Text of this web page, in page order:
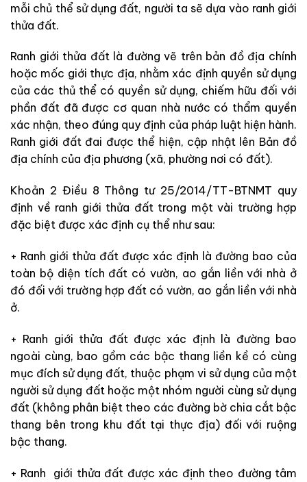
mỗi chủ thể sử dụng đất, người ta sẽ dựa vào ranh giới
thửa đất.
Ranh giới thửa đất là đường vẽ trên bản đồ địa chính
hoặc mốc giới thực địa, nhằm xác định quyền sử dụng
của các thủ thể có quyền sử dụng, chiếm hữu đối với
phần đất đã được cơ quan nhà nước có thẩm quyền
xác nhận, theo đúng quy định của pháp luật hiện hành.
Ranh giới đất đai được thể hiện, cập nhật lên Bản đồ
địa chính của địa phương (xã, phường nơi có đất).
Khoản 2 Điều 8 Thông tư 25/2014/TT-BTNMT quy
định về ranh giới thửa đất trong một vài trường hợp
đặc biệt được xác định cụ thể như sau:
+ Ranh giới thửa đất được xác định là đường bao của
toàn bộ diện tích đất có vườn, ao gắn liền với nhà ở
đó đối với trường hợp đất có vườn, ao gắn liền với nhà
ở.
+ Ranh giới thửa đất được xác định là đường bao
ngoài cùng, bao gồm các bậc thang liền kề có cùng
mục đích sử dụng đất, thuộc phạm vi sử dụng của một
người sử dụng đất hoặc một nhóm người cùng sử dụng
đất (không phân biệt theo các đường bờ chia cắt bậc
thang bên trong khu đất tại thực địa) đối với ruộng
bậc thang.
+ Ranh giới thửa đất được xác định theo đường tâm